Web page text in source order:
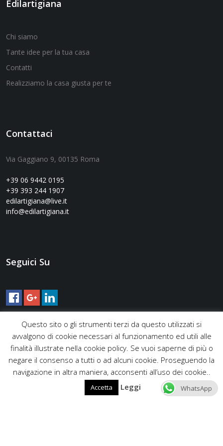
Edilartigiana
Chi siamo
Tante idee per la tua casa
Contatti
Realizziamo la casa giusta per te
Contattaci
Via Gaggiano 9, 00135 Roma
+39 06 9442 0195
+39 393 244 1907
edilartigiana@live.it
info@edilartigiana.it
Seguici Su
Questo sito o gli strumenti terzi da questo utilizzati si
avvalgono di cookie necessari al funzionamento ed utili alle
finalità illustrate nella cookie policy. Se vuoi saperne di più o
negare il consenso a tutti o ad alcuni cookie. Proseguendo la
navigazione in altra maniera, acconsenti all’uso dei cookie..
Accetta Leggi WhatsApp